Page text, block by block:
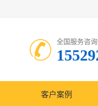
全国服务咨
客户案例